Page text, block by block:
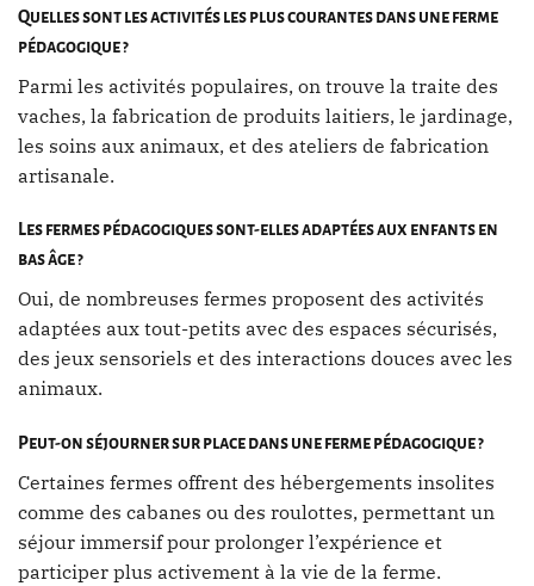
Quelles sont les activités les plus courantes dans une ferme
pédagogique ?
Parmi les activités populaires, on trouve la traite des
vaches, la fabrication de produits laitiers, le jardinage,
les soins aux animaux, et des ateliers de fabrication
artisanale.
Les fermes pédagogiques sont-elles adaptées aux enfants en
bas âge ?
Oui, de nombreuses fermes proposent des activités
adaptées aux tout-petits avec des espaces sécurisés,
des jeux sensoriels et des interactions douces avec les
animaux.
Peut-on séjourner sur place dans une ferme pédagogique ?
Certaines fermes offrent des hébergements insolites
comme des cabanes ou des roulottes, permettant un
séjour immersif pour prolonger l’expérience et
participer plus activement à la vie de la ferme.